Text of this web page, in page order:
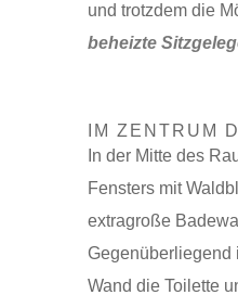
und trotzdem die
beheizte
IM ZENTRUM
In der Mitte des
Fensters mit
extragroße
Gegenüberliegend
Wand die Toilette